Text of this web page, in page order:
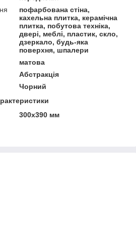
пофарбована стіна,
кахельна плитка, керамічна
плитка, побутова техніка,
двері, меблі, пластик, скло,
дзеркало, будь-яка
поверхня, шпалери
матова
Абстракція
Чорний
300x390 мм